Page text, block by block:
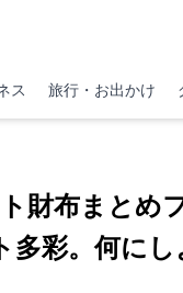
ス 旅行・お出かけ
財布まとめ
多彩。何にし